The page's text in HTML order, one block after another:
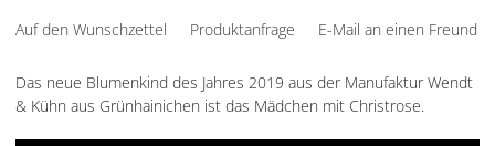
Auf den Wunschzettel Produktanfrage E-Mail an einen Freund
Das neue Blumenkind des Jahres 2019 aus der Manufaktur Wendt
& Kühn aus Grünhainichen ist das Mädchen mit Christrose.